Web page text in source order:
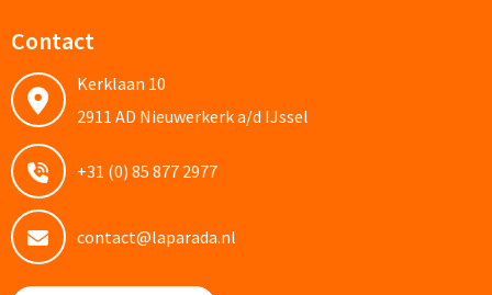
Bluetooth hoofdtelefoons bedrukken
Bedrade hoofdtelefoons bedrukken
Bluetooth speakers bedrukken
Contact
Kerklaan 10
2911 AD Nieuwerkerk a/d IJssel
+31 (0) 85 877 2977
contact@laparada.nl